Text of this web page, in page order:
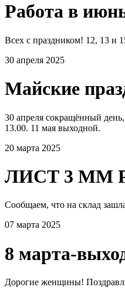
Работа в
Всех с праздником! 12, 13 и
30 апреля 2025
Майские
30 апреля сокращённый
13.00. 11 мая выходной.
20 марта 2025
ЛИСТ 3 ММ
Сообщаем, что на склад
07 марта 2025
8 марта-
Дорогие женщины!